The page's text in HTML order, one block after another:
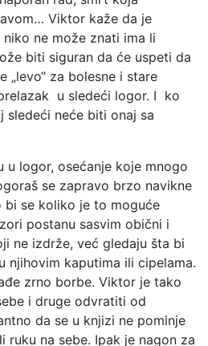
Viktor kaže da je
ne može znati ima li
biti siguran da će uspeti da
„levo“ za bolesne i stare
u sledeći logor. I ko
sledeći neće biti onaj sa
u logor, osećanje koje mnogo
se zapravo brzo navikne
bi se koliko je to moguće
postanu sasvim obični i
ne izdrže, već gledaju šta bi
njihovim kaputima ili cipelama.
zrno borbe. Viktor je tako
i druge odvratiti od
da se u knjizi ne pominje
ruku na sebe. Ipak je nagon za